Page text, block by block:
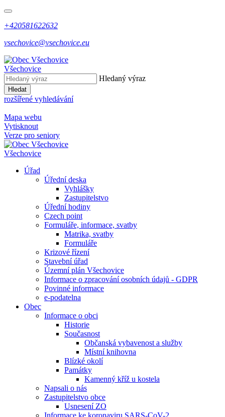
+420581622632
vsechovice@vsechovice.eu
Všechovice
Hledaný výraz
Hledat
rozšířené vyhledávání
Mapa webu
Vytisknout
Verze pro seniory
Všechovice
Úřad
Úřední deska
Vyhlášky
Zastupitelstvo
Úřední hodiny
Czech point
Formuláře, informace, svatby
Matrika, svatby
Formuláře
Krizové řízení
Stavební úřad
Územní plán Všechovice
Informace o zpracování osobních údajů - GDPR
Povinné informace
e-podatelna
Obec
Informace o obci
Historie
Současnost
Občanská vybavenost a služby
Místní knihovna
Blízké okolí
Památky
Kamenný kříž u kostela
Napsali o nás
Zastupitelstvo obce
Usnesení ZO
Informace ke koronaviru SARS-CoV-2